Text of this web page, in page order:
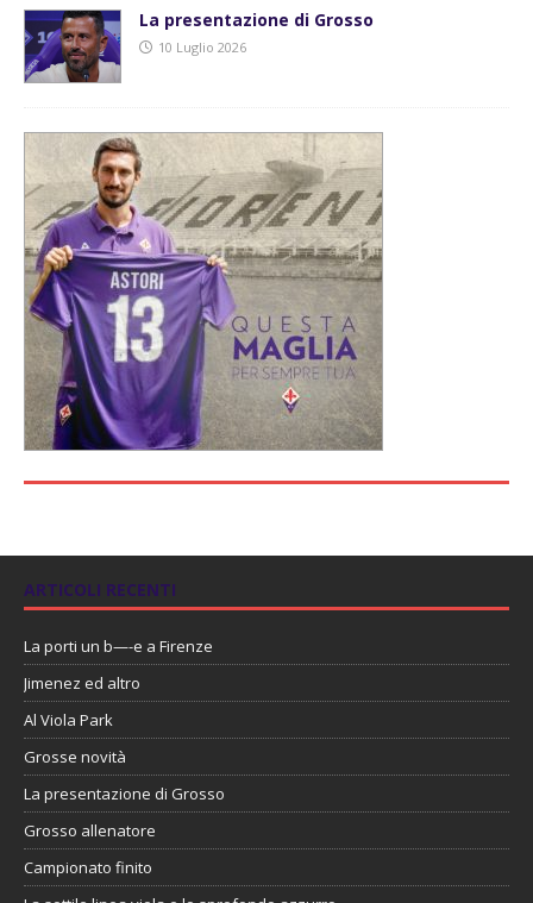
La presentazione di Grosso
10 Luglio 2026
ARTICOLI RECENTI
La porti un b—-e a Firenze
Jimenez ed altro
Al Viola Park
Grosse novità
La presentazione di Grosso
Grosso allenatore
Campionato finito